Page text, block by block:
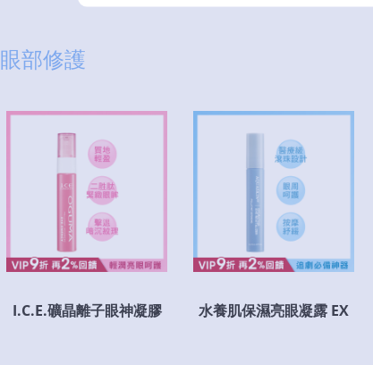
眼部修護
I.C.E.礦晶離子眼神凝膠 水養肌保濕亮眼凝露 EX